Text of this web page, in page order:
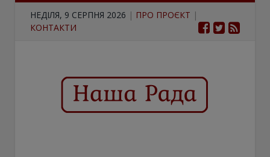
НЕДІЛЯ, 9 СЕРПНЯ 2026 | ПРО ПРОЄКТ |
КОНТАКТИ